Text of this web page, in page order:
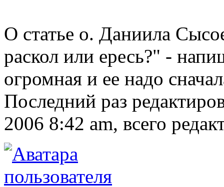
О статье о. Даниила
раскол или ересь?" -
огромная и ее надо
Последний раз
2006 8:42 am, всего